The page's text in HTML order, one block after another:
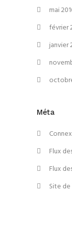
mai
février
janvier
Méta
Flux
Flux
Site de